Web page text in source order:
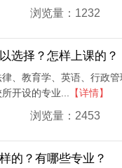
浏览量：1232
选择？怎样上课的？
、教育学、英语、行政
开设的专业...
【详情】
浏览量：2453
的？有哪些专业？